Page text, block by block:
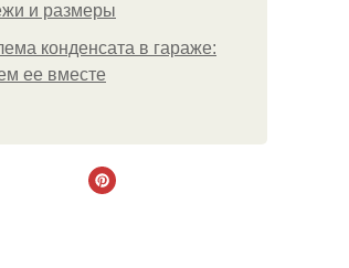
и размеры
конденсата в гараже:
ее вместе